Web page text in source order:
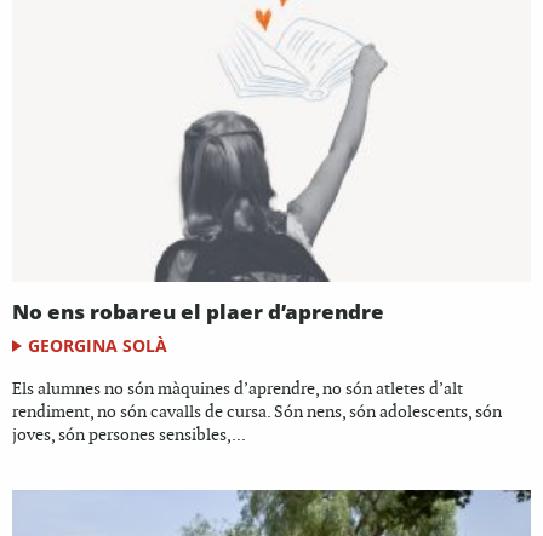
No ens robareu el plaer d’aprendre
GEORGINA SOLÀ
Els alumnes no són màquines d’aprendre, no són atletes d’alt
rendiment, no són cavalls de cursa. Són nens, són adolescents, són
joves, són persones sensibles,...